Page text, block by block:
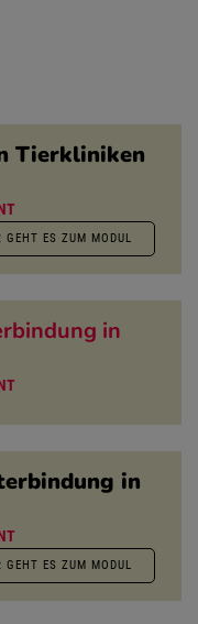
Tierkliniken
GEHT ES ZUM MODUL
in
in
GEHT ES ZUM MODUL